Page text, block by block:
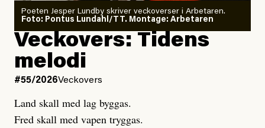
Publicerad6 August, 2026
Uppdaterad6 August, 2026
Joel Kellgren
Publicerad3 August, 2026
Uppdaterad3 August, 2026
Poeten Jesper Lundby skriver veckoverser i Arbetaren.
Foto: Pontus Lundahl/TT. Montage: Arbetaren
Veckovers: Tidens
melodi
#55/2026Veckovers
Land skall med lag byggas.
Fred skall med vapen tryggas.